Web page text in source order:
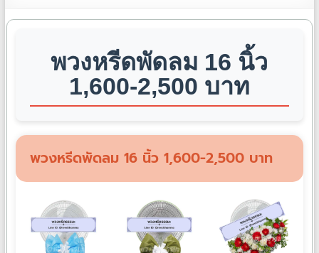
พวงหรีดพัดลม 16 นิ้ว
1,600-2,500 บาท
พวงหรีดพัดลม 16 นิ้ว 1,600-2,500 บาท